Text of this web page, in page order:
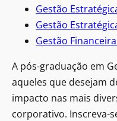
Gestão
Gestão
Gestão
A pós-graduação em
aqueles que desejam
impacto nas mais
corporativo. Inscreva-